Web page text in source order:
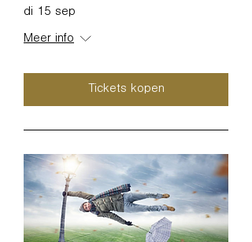
di 15 sep
Meer info
Tickets kopen